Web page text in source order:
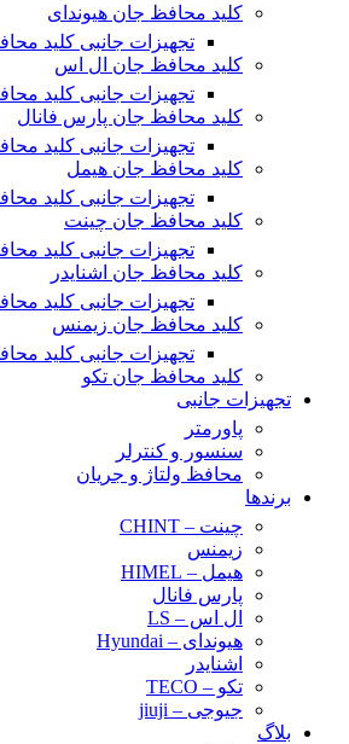
کلید محافظ جان هیوندای
تجهیزات جانبی کلید
کلید محافظ جان ال اس
تجهیزات جانبی کلید
کلید محافظ جان پارس فانال
تجهیزات جانبی کلید
کلید محافظ جان هیمل
تجهیزات جانبی کلید
کلید محافظ جان چینت
تجهیزات جانبی کلید
کلید محافظ جان اشنایدر
تجهیزات جانبی کلید
کلید محافظ جان زیمنس
تجهیزات جانبی کلید
کلید محافظ جان تکو
تجهیزات جانبی
پاورمتر
سنسور و کنترلر
محافظ ولتاژ و‌ جریان
برندها
چینت – CHINT
زیمنس
هیمل – HIMEL
پارس فانال
ال اس – LS
هیوندای – Hyundai
اشنایدر
تکو – TECO
جیوجی – jiuji
بلاگ